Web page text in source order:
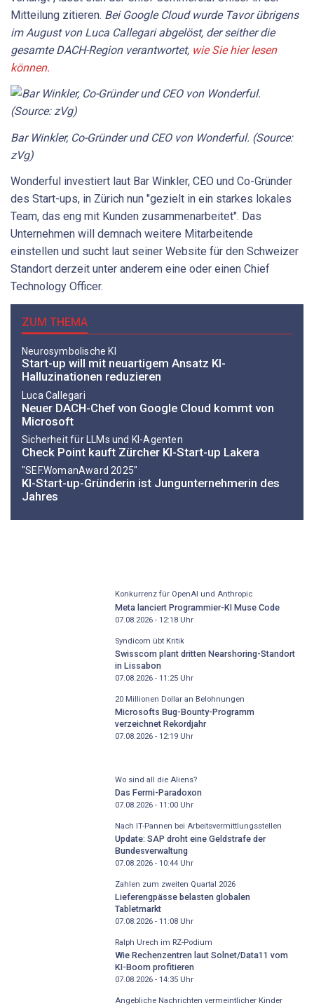
Mitteilung zitieren. Bei Google Cloud wurde Tavor übrigens
im August von Luca Callegari abgelöst, der seither die
gesamte DACH-Region verantwortet, wie Sie hier lesen
können.
Bar Winkler, Co-Gründer und CEO von Wonderful. (Source:
zVg)
Wonderful investiert laut Bar Winkler, CEO und Co-Gründer
des Start-ups, in Zürich nun "gezielt in ein starkes lokales
Team, das eng mit Kunden zusammenarbeitet". Das
Unternehmen will demnach weitere Mitarbeitende
einstellen und sucht laut seiner Website für den Schweizer
Standort derzeit unter anderem eine oder einen Chief
Technology Officer.
ZUM THEMA
Neurosymbolische KI
Start-up will mit neuartigem Ansatz KI-
Halluzinationen reduzieren
Luca Callegari
Neuer DACH-Chef von Google Cloud kommt von
Microsoft
Sicherheit für LLMs und KI-Agenten
Check Point kauft Zürcher KI-Start-up Lakera
"SEF.WomanAward 2025"
KI-Start-up-Gründerin ist Jungunternehmerin des
Jahres
Konkurrenz für OpenAI und Anthropic
Meta lanciert Programmier-KI Muse Code
07.08.2026 - 12:18Uhr
Syndicom übt Kritik
Swisscom plant dritten Nearshoring-Standort
in Lissabon
07.08.2026 - 11:25Uhr
20 Millionen Dollar an Belohnungen
Microsofts Bug-Bounty-Programm
verzeichnet Rekordjahr
07.08.2026 - 12:19Uhr
Wo sind all die Aliens?
Das Fermi-Paradoxon
07.08.2026 - 11:00Uhr
Nach IT-Pannen bei Arbeitsvermittlungsstellen
Update: SAP droht eine Geldstrafe der
Bundesverwaltung
07.08.2026 - 10:44Uhr
Zahlen zum zweiten Quartal 2026
Lieferengpässe belasten globalen
Tabletmarkt
07.08.2026 - 11:08Uhr
Ralph Urech im RZ-Podium
Wie Rechenzentren laut Solnet/Data11 vom
KI-Boom profitieren
07.08.2026 - 14:35Uhr
Angebliche Nachrichten vermeintlicher Kinder